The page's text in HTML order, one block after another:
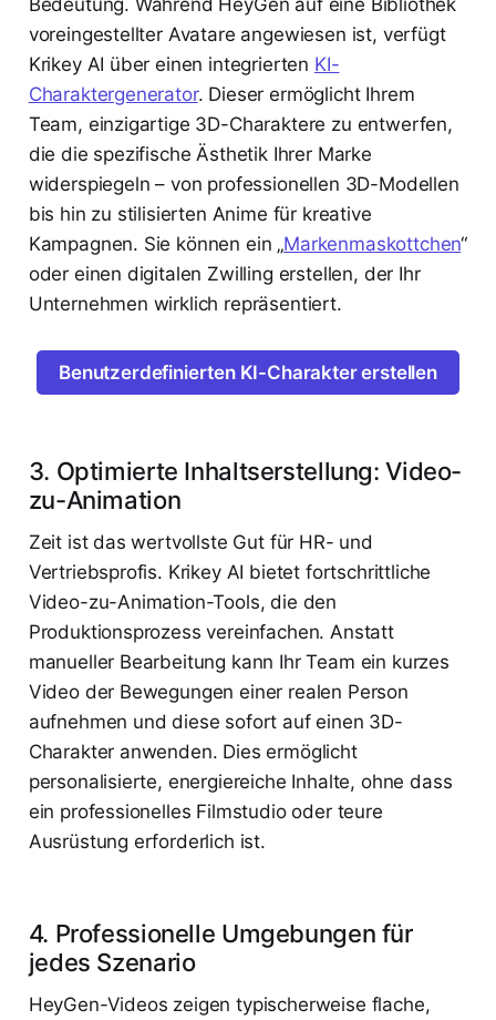
voreingestellter Avatare angewiesen ist, verfügt
Krikey AI über einen integrierten KI-
Charaktergenerator. Dieser ermöglicht Ihrem
Team, einzigartige 3D-Charaktere zu entwerfen,
die die spezifische Ästhetik Ihrer Marke
widerspiegeln – von professionellen 3D-Modellen
bis hin zu stilisierten Anime für kreative
Kampagnen. Sie können ein „Markenmaskottchen“
oder einen digitalen Zwilling erstellen, der Ihr
Unternehmen wirklich repräsentiert.
Benutzerdefinierten KI-Charakter erstellen
3. Optimierte Inhaltserstellung: Video-
zu-Animation
Zeit ist das wertvollste Gut für HR- und
Vertriebsprofis. Krikey AI bietet fortschrittliche
Video-zu-Animation-Tools, die den
Produktionsprozess vereinfachen. Anstatt
manueller Bearbeitung kann Ihr Team ein kurzes
Video der Bewegungen einer realen Person
aufnehmen und diese sofort auf einen 3D-
Charakter anwenden. Dies ermöglicht
personalisierte, energiereiche Inhalte, ohne dass
ein professionelles Filmstudio oder teure
Ausrüstung erforderlich ist.
4. Professionelle Umgebungen für
jedes Szenario
HeyGen-Videos zeigen typischerweise flache,